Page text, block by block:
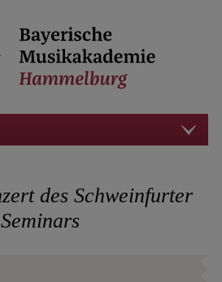
des Schweinfurter
Seminars